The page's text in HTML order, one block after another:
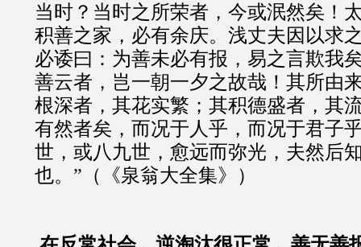
当时？当时之所荣者，今或泯然矣！
积善之家，必有余庆。浅丈夫因以求
必诿曰：为善未必有报，易之言欺我
善云者，岂一朝一夕之故哉！其所由
根深者，其花实繁；其积德盛者，其
有然者矣，而况于人乎，而况于君子
世，或八九世，愈远而弥光，夫然后
也。”（《泉翁大全集》）